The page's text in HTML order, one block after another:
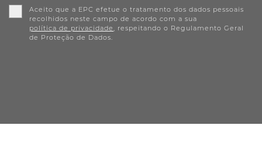
Aceito que a EPC efetue o tratamento dos dados pessoais
recolhidos neste campo de acordo com a sua
política de privacidade , respeitando o Regulamento Geral
de Proteção de Dados.